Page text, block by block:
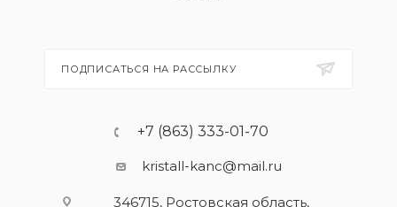
ПОДПИСАТЬСЯ НА РАССЫЛКУ
+7 (863) 333-01-70
kristall-kanc@mail.ru
346715, Ростовская область​,